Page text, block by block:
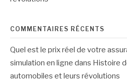
COMMENTAIRES RÉCENTS
Quel est le prix réel de votre
simulation en ligne dans Histoire
automobiles et leurs révolutions